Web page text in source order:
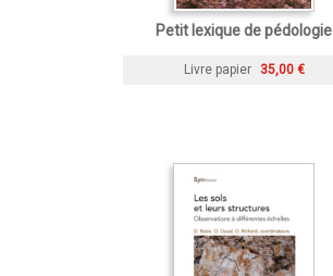
Petit lexique de pédologie
Livre papier 35,00 €